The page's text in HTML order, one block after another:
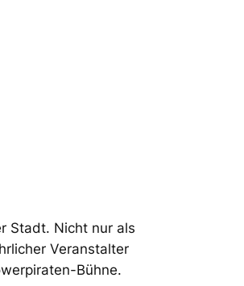
Stadt. Nicht nur als
Veranstalter
Bühne.